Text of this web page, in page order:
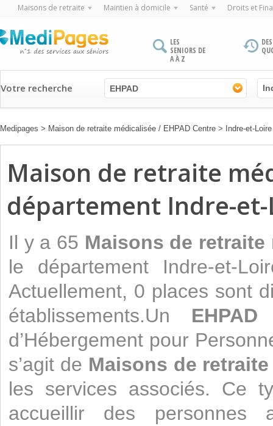
Maisons de retraite Maintien à domicile Santé Droits et
LES
SENIORS DE
A À Z
Votre recherche EHPAD
Medipages > Maison de retraite médicalisée / EHPAD Centre > Indre-et-Loire
Maison de retraite
département Indre-
Il y a 65 Maisons de retraite
le département Indre-et-
Actuellement, 0 places sont
établissements.Un EHPAD
d’Hébergement pour
s’agit de Maisons de
les services associés. Ce
accueillir des personnes